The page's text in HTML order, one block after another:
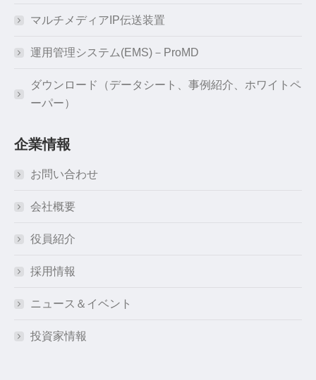
マルチメディアIP伝送装置
運用管理システム(EMS)－ProMD
ダウンロード（データシート、事例紹介、ホワイトペ
ーパー）
企業情報
お問い合わせ
会社概要
役員紹介
採用情報
ニュース＆イベント
投資家情報